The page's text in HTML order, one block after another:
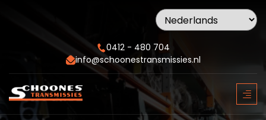
0412 - 480 704
info@schoonestransmissies.nl